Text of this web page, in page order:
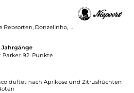
Arinto, Codega, Diverse Rebsorten, Donzelinho, Rabigato, Viosinho
Parker: 92 Punkte
duftet nach Aprikose und Zitrusfrüchten